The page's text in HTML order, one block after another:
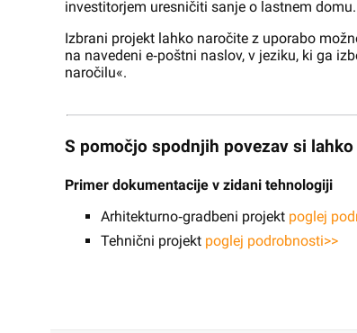
investitorjem uresničiti sanje o lastnem
Izbrani projekt lahko naročite z uporabo
na navedeni e‑poštni naslov, v jeziku, ki ga
naročilu«.
S pomočjo spodnjih povezav si
Primer dokumentacije v zidani tehnologiji
Arhitekturno‑gradbeni projekt poglej
Tehnični projekt poglej podrobnosti>>